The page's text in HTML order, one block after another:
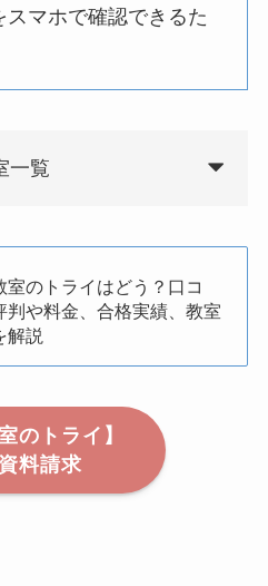
スマホで確認できるた
一覧
室のトライはどう？口コ
判や料金、合格実績、教室
解説
のトライ】
料請求